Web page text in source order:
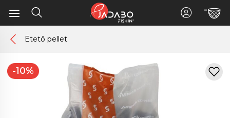
Etető pellet
-10%